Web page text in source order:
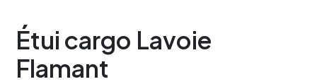
Étui cargo Lavoie
Flamant